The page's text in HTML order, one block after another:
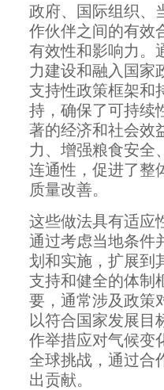
政府、国际组织、
作伙伴之间的有效
有效性和影响力。
力建设和融入国家
支持性政策框架和
持，确保了可持续
著的经济和社会效
力、增强粮食安全
连通性，促进了整
质量改善。
这些做法具有适应
通过考虑当地条件
划和实施，扩展到
支持和健全的体制
要，通常涉及政策
以符合国家发展目
作举措应对气候变
全球挑战，通过合
出贡献。